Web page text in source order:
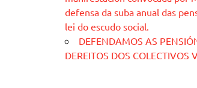
defensa da suba anual das
lei do escudo social.
DEFENDAMOS AS
DEREITOS DOS COLECTIVOS